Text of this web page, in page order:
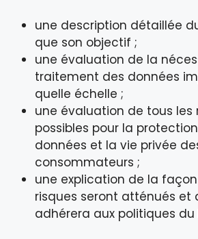
une description détaillée
que son objectif ;
une évaluation de la
traitement des données
quelle échelle ;
une évaluation de tous les
possibles pour la
données et la vie privée
consommateurs ;
une explication de la
risques seront atténués et
adhérera aux politiques du